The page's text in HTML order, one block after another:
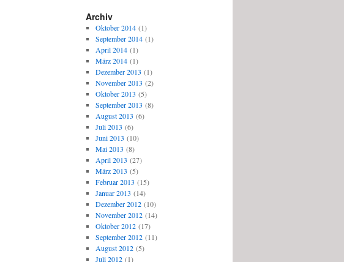
Archiv
Oktober 2014(1)
September 2014(1)
April 2014(1)
März 2014(1)
Dezember 2013 (1)
November 2013 (2)
Oktober 2013 (5)
September 2013 (8)
August 2013 (6)
Juli 2013 (6)
Juni 2013 (10)
Mai 2013 (8)
April 2013 (27)
März 2013 (5)
Februar 2013 (15)
Januar 2013 (14)
Dezember 2012(10)
November 2012(14)
Oktober 2012(17)
September 2012(11)
August 2012(5)
Juli 2012(1)